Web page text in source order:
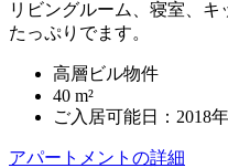
リビングルーム、寝室、
たっぷりでます。
高層ビル物件
40 m²
ご入居可能日：2018
アパートメントの詳細